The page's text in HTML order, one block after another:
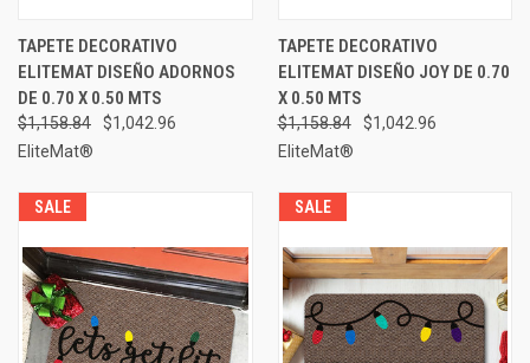
TAPETE DECORATIVO
ELITEMAT DISEÑO ADORNOS
DE 0.70 X 0.50 MTS
$1,158.84
$1,042.96
EliteMat®
TAPETE DECORATIVO
ELITEMAT DISEÑO JOY DE 0.70
X 0.50 MTS
$1,158.84
$1,042.96
EliteMat®
SALE SALE